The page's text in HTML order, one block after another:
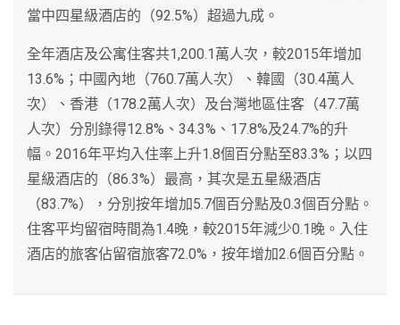
當中四星級酒店的（92.5%）超過九成。
全年酒店及公寓住客共1,200.1萬人次，較2015年增加
13.6%；中國內地（760.7萬人次）、韓國（30.4萬人
次）、香港（178.2萬人次）及台灣地區住客（47.7萬
人次）分別錄得12.8%、34.3%、17.8%及24.7%的升
幅。2016年平均入住率上升1.8個百分點至83.3%；以四
星級酒店的（86.3%）最高，其次是五星級酒店
（83.7%），分別按年增加5.7個百分點及0.3個百分點。
住客平均留宿時間為1.4晚，較2015年減少0.1晚。入住
酒店的旅客佔留宿旅客72.0%，按年增加2.6個百分點。